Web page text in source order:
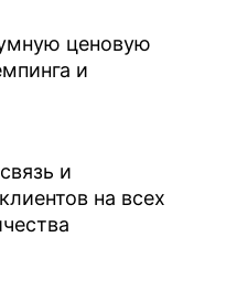
ценовую
и
и
на всех